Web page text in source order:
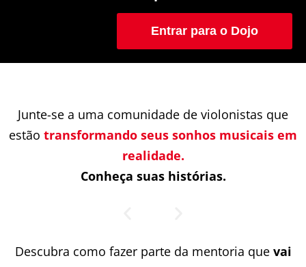
Entrar para o Dojo
Junte-se a uma comunidade de violonistas que
estão transformando seus sonhos musicais em
realidade.
Conheça suas histórias.
Descubra como fazer parte da mentoria que vai